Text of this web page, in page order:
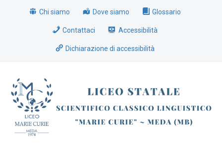
Chi siamo Dove siamo Glossario
Contattaci Accessibilità
Dichiarazione di accessibilità